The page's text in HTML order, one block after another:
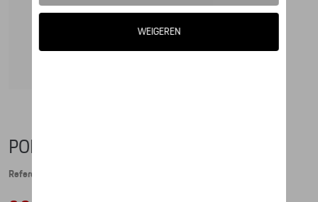
POLO-SHIRT - MARTINI RACING
Referentie: WAP553XXX0M0MR